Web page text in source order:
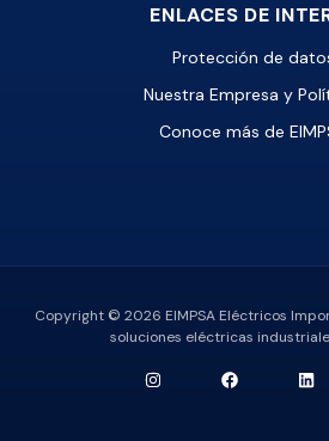
ENLACES DE
Protección de
Nuestra Empresa y
Conoce más de
Copyright © 2026 EIMPSA Eléctricos
soluciones eléctricas